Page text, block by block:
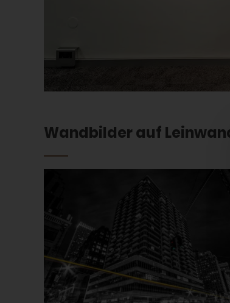
Wandbilder auf